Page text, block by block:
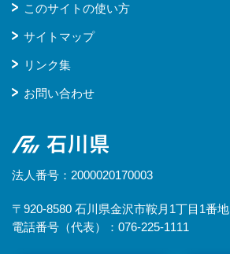
このサイトの使い方
サイトマップ
リンク集
お問い合わせ
石川県
法人番号：2000020170003
〒920-8580 石川県金沢市鞍月1丁目1番地
電話番号（代表）：076-225-1111